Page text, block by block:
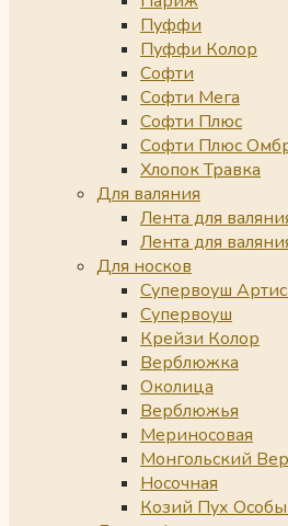
Пуффи
Пуффи Колор
Софти
Софти Мега
Софти Плюс
Софти Плюс
Хлопок Травка
Для валяния
Лента для
Лента для
Для носков
Супервоуш
Супервоуш
Крейзи Колор
Верблюжка
Околица
Верблюжья
Мериносовая
Монгольский
Носочная
Козий Пух